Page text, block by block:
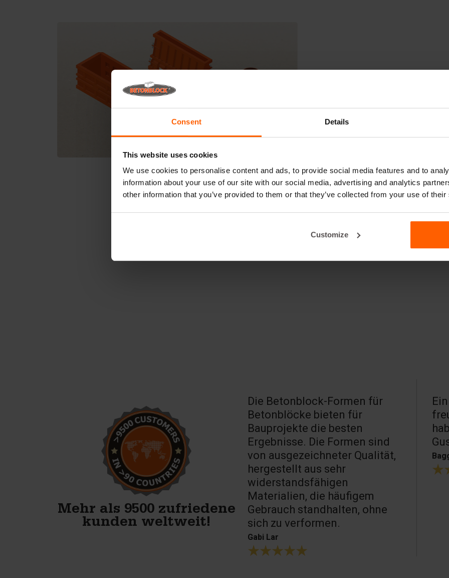
Consent Details
This website uses cookies
We use cookies to personalise content and ads, to provide social media features and to
information about your use of our site with our social media, advertising and analytics
other information that you’ve provided to them or that they’ve collected from your use of
Customize
Mehr als 9500 zufriedene
kunden weltweit!
Produktion von
Betonblöcken. Mit den
Formen von Betonblock sind
wir bestens vorbereitet.
Anton Koelma
Die Betonblock-Formen für
Betonblöcke bieten für
Bauprojekte die besten
Ergebnisse. Die Formen sind
von ausgezeichneter Qualität,
hergestellt aus sehr
widerstandsfähigen
Materialien, die häufigem
Gebrauch standhalten, ohne
sich zu verformen.
Gabi Lar